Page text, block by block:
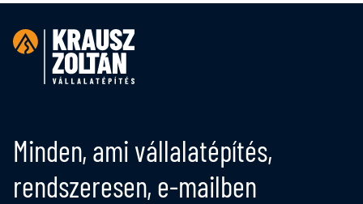
Minden, ami vállalatépítés,
rendszeresen, e-mailben